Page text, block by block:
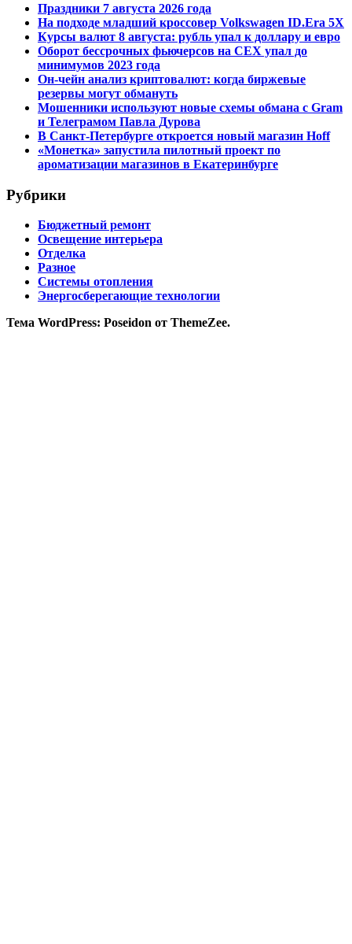
Праздники 7 августа 2026 года
На подходе младший кроссовер Volkswagen ID.Era 5X
Курсы валют 8 августа: рубль упал к доллару и евро
Оборот бессрочных фьючерсов на CEX упал до
минимумов 2023 года
Он-чейн анализ криптовалют: когда биржевые
резервы могут обмануть
Мошенники используют новые схемы обмана с Gram
и Телеграмом Павла Дурова
В Санкт-Петербурге откроется новый магазин Hoff
«Монетка» запустила пилотный проект по
ароматизации магазинов в Екатеринбурге
Рубрики
Бюджетный ремонт
Освещение интерьера
Отделка
Разное
Системы отопления
Энергосберегающие технологии
Тема WordPress: Poseidon от ThemeZee.